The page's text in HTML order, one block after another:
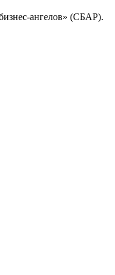
ангелов» (СБАР).